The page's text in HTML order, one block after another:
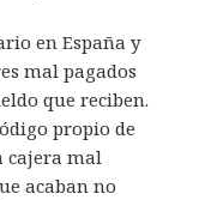
en España y
mal pagados
que reciben.
propio de
cajera mal
acaban no